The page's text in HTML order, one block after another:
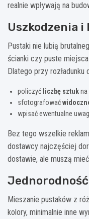
realnie wpływają na
Uszkodzenia
Pustaki nie lubią
ścianki czy puste
Dlatego przy rozładunku
policzyć liczbę sztukna
sfotografować
wpisać ewentualne
Bez tego wszelkie
dostawcy najczęściej
dostawie, ale muszą
Mieszanie pustaków z
kolory, minimalnie inne